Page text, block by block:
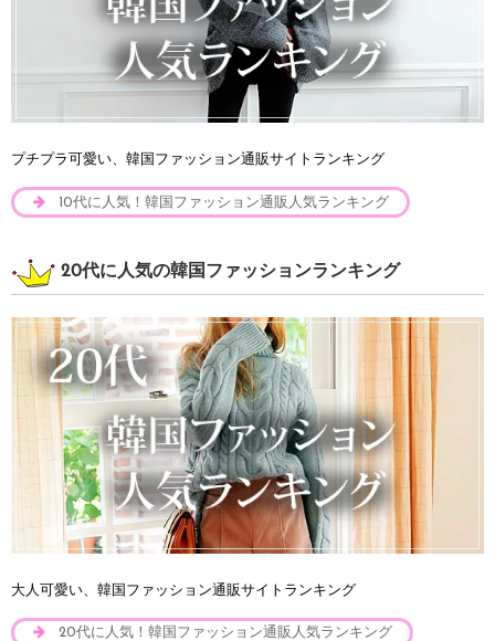
プチプラ可愛い、韓国ファッション通販サイトランキング
10代に人気！韓国ファッション通販人気ランキング
20代に人気の韓国ファッションランキング
大人可愛い、韓国ファッション通販サイトランキング
20代に人気！韓国ファッション通販人気ランキング